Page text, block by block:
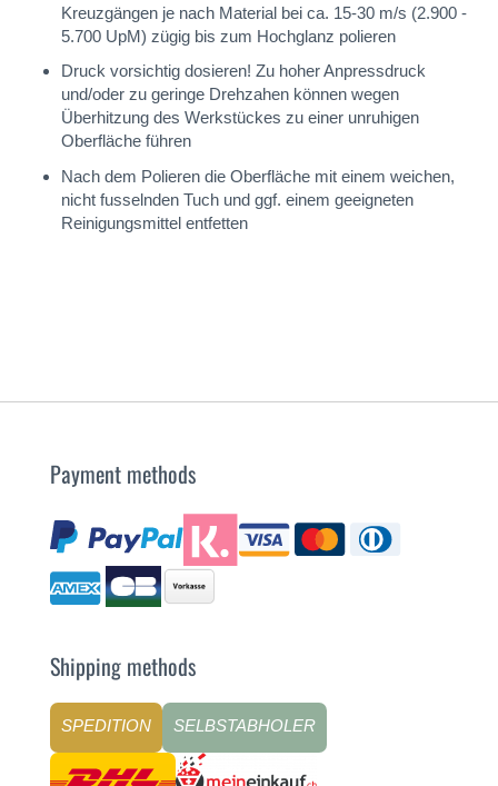
Kreuzgängen je nach Material bei ca. 15-30 m/s (2.900 -
5.700 UpM) zügig bis zum Hochglanz polieren
Druck vorsichtig dosieren! Zu hoher Anpressdruck
und/oder zu geringe Drehzahen können wegen
Überhitzung des Werkstückes zu einer unruhigen
Oberfläche führen
Nach dem Polieren die Oberfläche mit einem weichen,
nicht fusselnden Tuch und ggf. einem geeigneten
Reinigungsmittel entfetten
Payment methods
Shipping methods
SPEDITION SELBSTABHOLER